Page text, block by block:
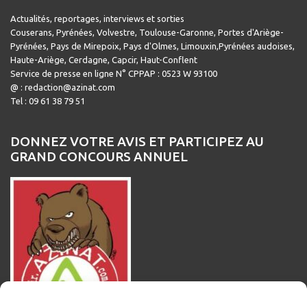
Actualités, reportages, interviews et sorties
Couserans, Pyrénées, Volvestre, Toulouse-Garonne, Portes d'Ariège-
Pyrénées, Pays de Mirepoix, Pays d'Olmes, Limouxin,Pyrénées audoises,
Haute-Ariège, Cerdagne, Capcir, Haut-Conflent
Service de presse en ligne N° CPPAP : 0523 W 93100
@ : redaction@azinat.com
Tel : 09 61 38 79 51
DONNEZ VOTRE AVIS ET PARTICIPEZ AU
GRAND CONCOURS ANNUEL